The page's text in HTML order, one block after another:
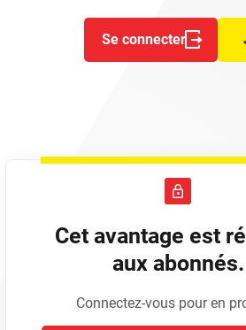
Se connecter
Cet avantage est
aux abonnés.
Connectez-vous pour en